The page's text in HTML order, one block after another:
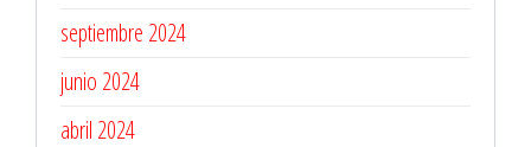
septiembre 2024
junio 2024
abril 2024